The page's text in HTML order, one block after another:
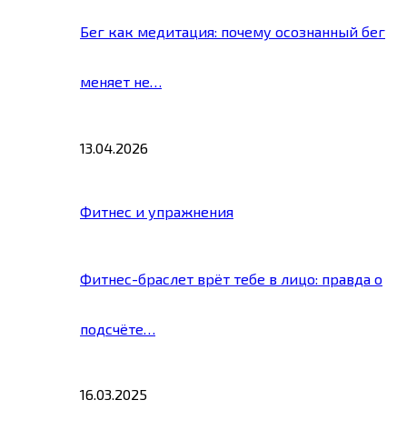
Бег как медитация: почему осознанный бег
меняет не…
13.04.2026
Фитнес и упражнения
Фитнес-браслет врёт тебе в лицо: правда о
подсчёте…
16.03.2025